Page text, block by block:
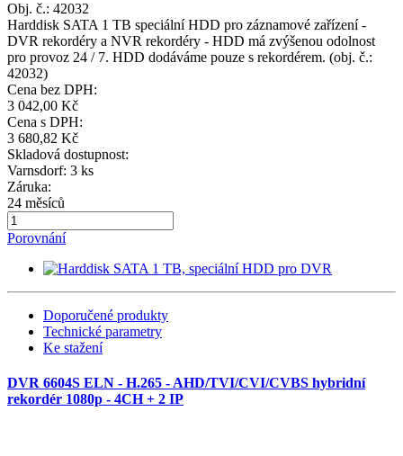
Obj. č.: 42032
Harddisk SATA 1 TB speciální HDD pro záznamové zařízení -
DVR rekordéry a NVR rekordéry - HDD má zvýšenou odolnost
pro provoz 24 / 7. HDD dodáváme pouze s rekordérem. (obj. č.:
42032)
Cena bez DPH:
3 042,00 Kč
Cena s DPH:
3 680,82 Kč
Skladová dostupnost:
Varnsdorf: 3 ks
Záruka:
24 měsíců
Porovnání
Doporučené produkty
Technické parametry
Ke stažení
DVR 6604S ELN - H.265 - AHD/TVI/CVI/CVBS hybridní
rekordér 1080p - 4CH + 2 IP